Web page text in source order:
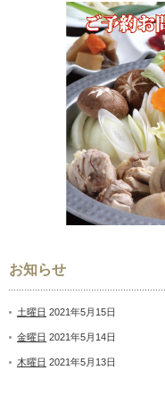
お知らせ
土曜日 2021年5月15日
金曜日 2021年5月14日
木曜日 2021年5月13日